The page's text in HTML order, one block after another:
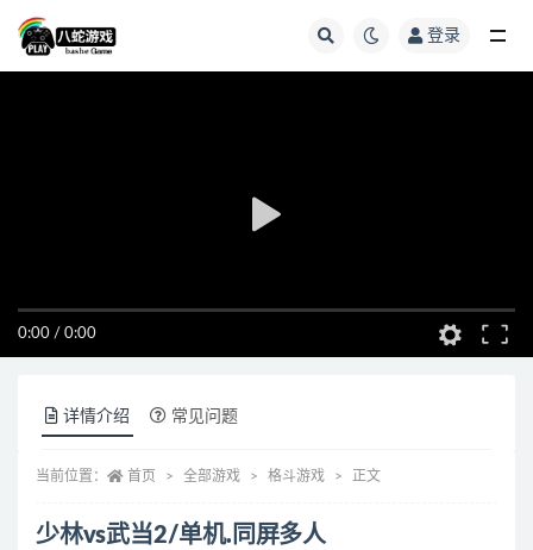
登录
0:00 / 0:00
详情介绍 常见问题
当前位置： 首页 全部游戏 格斗游戏 正文
少林vs武当2/单机.同屏多人